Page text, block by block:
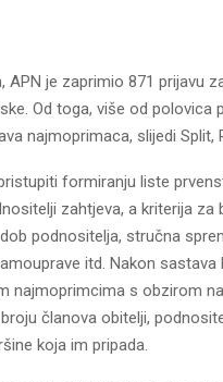
APN je zaprimio 871 prijavu
Od toga, više od polovica
najmoprimaca, slijedi Split,
formiranju liste
zahtjeva, a kriterija za
podnositelja, stručna
itd. Nakon
najmoprimcima s obzirom
članova obitelji,
koja im pripada.